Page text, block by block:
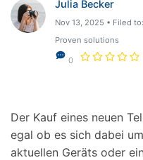
Support
Hilfe und Unterstützung
DOWNLOAD
Julia Becker
Nov 13, 2025 • Filed to:
Proven solutions
0
Der Kauf eines neuen
egal ob es sich dabei
aktuellen Geräts oder